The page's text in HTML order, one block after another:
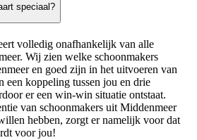
speciaal?
volledig onafhankelijk van alle
Wij zien welke schoonmakers
en goed zijn in het uitvoeren van
een koppeling tussen jou en drie
er een win-win situatie ontstaat.
van schoonmakers uit Middenmeer
hebben, zorgt er namelijk voor dat
voor jou!